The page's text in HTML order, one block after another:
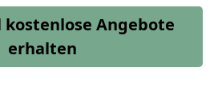
Angebote
erhalten